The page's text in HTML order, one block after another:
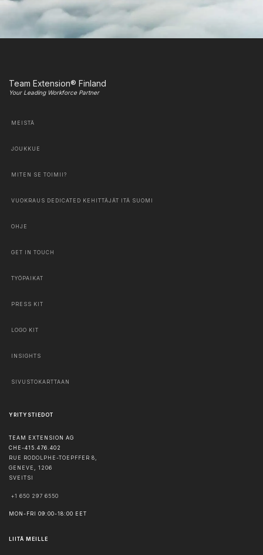
Team Extension® Finland
Your Leading Workforce Partner
MEISTÄ
JOUKKUE
MITEN SE TOIMII?
VUOKRAUS DEDICATED KEHITTÄJÄT ITÄ SUOMI
OHJE
GET IN TOUCH
TYÖPAIKAT
PRESS KIT
LOGO KIT
INSIGHTS
SIVUSTOKARTTAAN
YRITYSTIEDOT
TEAM EXTENSION AG
CHE-415.476.402
RUE RODOLPHE-TOEPFFER 8,
GENEVE , 1206
SVEITSI
+1 650 297 6550
MON-FRI 09:00-18:00 EET
LIITÄ MEILLE